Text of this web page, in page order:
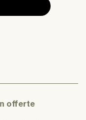
offerte